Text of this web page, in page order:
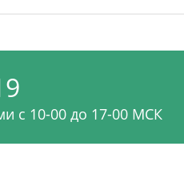
c 10-00 до 17-00 МСК